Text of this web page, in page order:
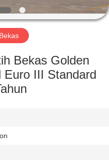
Bekas Golden
Euro III Standard